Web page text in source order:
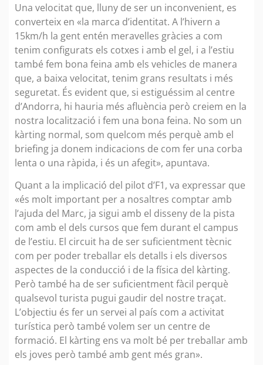
Una velocitat que, lluny de ser un inconvenient, es
converteix en «la marca d’identitat. A l’hivern a
15km/h la gent entén meravelles gràcies a com
tenim configurats els cotxes i amb el gel, i a l’estiu
també fem bona feina amb els vehicles de manera
que, a baixa velocitat, tenim grans resultats i més
seguretat. És evident que, si estiguéssim al centre
d’Andorra, hi hauria més afluència però creiem en la
nostra localització i fem una bona feina. No som un
kàrting normal, som quelcom més perquè amb el
briefing ja donem indicacions de com fer una corba
lenta o una ràpida, i és un afegit», apuntava.
Quant a la implicació del pilot d’F1, va expressar que
«és molt important per a nosaltres comptar amb
l’ajuda del Marc, ja sigui amb el disseny de la pista
com amb el dels cursos que fem durant el campus
de l’estiu. El circuit ha de ser suficientment tècnic
com per poder treballar els detalls i els diversos
aspectes de la conducció i de la física del kàrting.
Però també ha de ser suficientment fàcil perquè
qualsevol turista pugui gaudir del nostre traçat.
L’objectiu és fer un servei al país com a activitat
turística però també volem ser un centre de
formació. El kàrting ens va molt bé per treballar amb
els joves però també amb gent més gran».